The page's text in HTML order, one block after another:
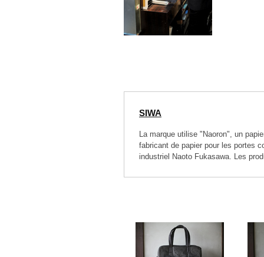
SIWA
La marque utilise "Naoron", un
fabricant de papier pour les portes
industriel Naoto Fukasawa. Les